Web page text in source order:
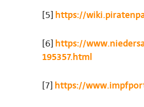
[5] https://
[6] https://
195357.html
[7] https://